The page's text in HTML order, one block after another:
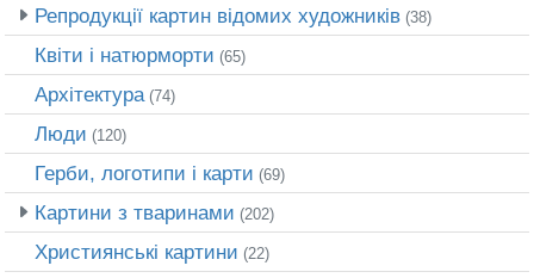
Репродукції картин відомих художників (38)
Квіти і натюрморти (65)
Архітектура(74)
Люди (120)
Герби, логотипи і карти (69)
Картини з тваринами (202)
Християнські картини (22)